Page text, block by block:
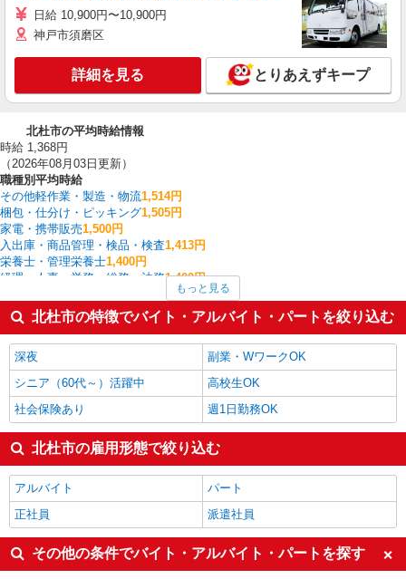
日給 10,900円〜10,900円
神戸市須磨区
詳細を見る とりあえずキープ
北杜市の平均時給情報
時給 1,368円
（2026年08月03日更新）
職種別平均時給
その他軽作業・製造・物流1,514円
梱包・仕分け・ピッキング1,505円
家電・携帯販売1,500円
入出庫・商品管理・検品・検査1,413円
栄養士・管理栄養士1,400円
経理・人事・労務・総務・法務1,400円
1,400円
介護職・ヘルパー1,400円
建物管理・設備管理・マンション管理員 1,370円
製造・組立・加工1,362円
北杜市の他の職種の平均時給を見る
もっと見る
北杜市の特徴でバイト・アルバイト・パートを絞り込む
深夜
副業・WワークOK
シニア（60代～）活躍中
高校生OK
社会保険あり
週1日勤務OK
北杜市の雇用形態で絞り込む
アルバイト
パート
正社員
派遣社員
その他の条件でバイト・アルバイト・パートを探す